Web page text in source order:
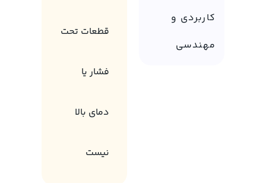
کاربردی و
مهندسی
قطعات تحت
فشار یا
دمای بالا
نیست